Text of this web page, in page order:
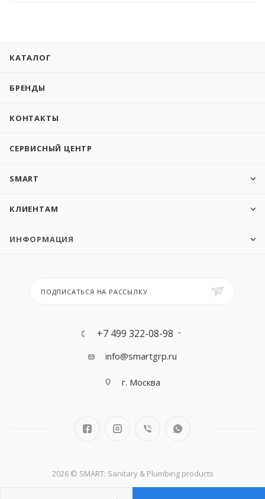
КАТАЛОГ
БРЕНДЫ
КОНТАКТЫ
СЕРВИСНЫЙ ЦЕНТР
SMART
КЛИЕНТАМ
ИНФОРМАЦИЯ
ПОДПИСАТЬСЯ НА РАССЫЛКУ
+7 499 322-08-98
info@smartgrp.ru
г. Москва
2026 © SMART: Sanitary & Plumbing products